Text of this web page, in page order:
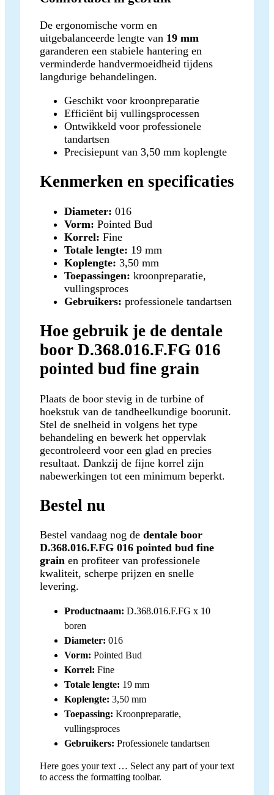
De ergonomische vorm en
uitgebalanceerde lengte van 19 mm
garanderen een stabiele hantering en
verminderde handvermoeidheid tijdens
langdurige behandelingen.
Geschikt voor kroonpreparatie
Efficiënt bij vullingsprocessen
Ontwikkeld voor professionele
tandartsen
Precisiepunt van 3,50 mm koplengte
Kenmerken en specificaties
Diameter: 016
Vorm: Pointed Bud
Korrel: Fine
Totale lengte: 19 mm
Koplengte: 3,50 mm
Toepassingen: kroonpreparatie,
vullingsproces
Gebruikers: professionele tandartsen
Hoe gebruik je de dentale
boor D.368.016.F.FG 016
pointed bud fine grain
Plaats de boor stevig in de turbine of
hoekstuk van de tandheelkundige boorunit.
Stel de snelheid in volgens het type
behandeling en bewerk het oppervlak
gecontroleerd voor een glad en precies
resultaat. Dankzij de fijne korrel zijn
nabewerkingen tot een minimum beperkt.
Bestel nu
Bestel vandaag nog de dentale boor
D.368.016.F.FG 016 pointed bud fine
grain en profiteer van professionele
kwaliteit, scherpe prijzen en snelle
levering.
Productnaam: D.368.016.F.FG x 10
boren
Diameter: 016
Vorm: Pointed Bud
Korrel: Fine
Totale lengte: 19 mm
Koplengte: 3,50 mm
Toepassing: Kroonpreparatie,
vullingsproces
Gebruikers: Professionele tandartsen
Here goes your text … Select any part of your text
to access the formatting toolbar.